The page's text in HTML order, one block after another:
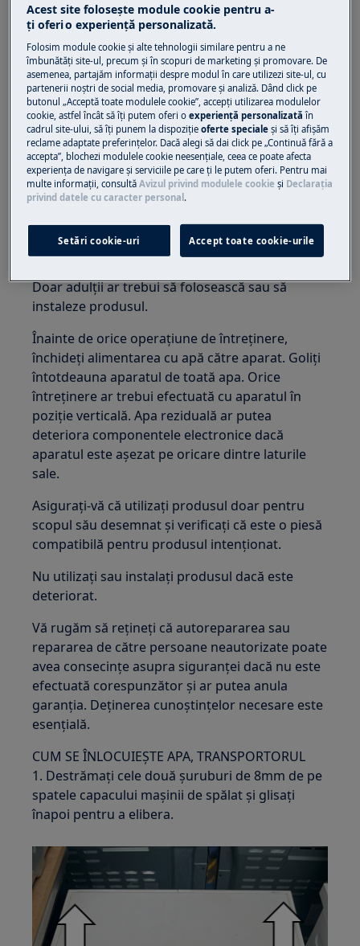
Purtați mănuși de protecție dacă efectuați
lucrări de întreținere sau reparații care implică
curele.
ATENȚIE!PERICOL DE SUFFOCARE
Păstrați toate piesele mici și ambalajele departe
de accesul copiilor.
Doar adulții ar trebui să folosească sau să
instaleze produsul.
Înainte de orice operațiune de întreținere,
închideți alimentarea cu apă către aparat. Goliți
întotdeauna aparatul de toată apa. Orice
întreținere ar trebui efectuată cu aparatul în
poziție verticală. Apa reziduală ar putea
deteriora componentele electronice dacă
aparatul este așezat pe oricare dintre laturile
sale.
Asigurați-vă că utilizați produsul doar pentru
scopul său desemnat și verificați că este o piesă
compatibilă pentru produsul intenționat.
Nu utilizați sau instalați produsul dacă este
deteriorat.
Vă rugăm să rețineți că autorepararea sau
repararea de către persoane neautorizate poate
avea consecințe asupra siguranței dacă nu este
efectuată corespunzător și ar putea anula
garanția. Deținerea cunoștințelor necesare este
esențială.
CUM SE ÎNLOCUIEȘTE APA, TRANSPORTORUL
1. Destrămați cele două șuruburi de 8mm de pe
spatele capacului mașinii de spălat și glisați
înapoi pentru a elibera.
Acest site folosește module cookie pentru a-
ţi oferi o experienţă personalizată.
Folosim module cookie și alte tehnologii similare pentru a ne
îmbunătăţi site-ul, precum și în scopuri de marketing și promovare. De
asemenea, partajăm informaţii despre modul în care utilizezi site-ul, cu
partenerii noștri de social media, promovare și analiză. Dând click pe
butonul „Acceptă toate modulele cookie”, accepţi utilizarea modulelor
cookie, astfel încât să îţi putem oferi oexperienţă personalizată în
cadrul site-ului, să îţi punem la dispoziţieoferte speciale și să îţi afișăm
reclame adaptate preferinţelor. Dacă alegi să dai click pe „Continuă fără a
accepta”, blochezi modulele cookie neesenţiale, ceea ce poate afecta
experienţa de navigare și serviciile pe care ţi le putem oferi. Pentru mai
multe informaţii, consultăAvizul privind modulele cookie și Declaraţia
privind datele cu caracter personal .
Setări cookie-uri Accept toate cookie-urile